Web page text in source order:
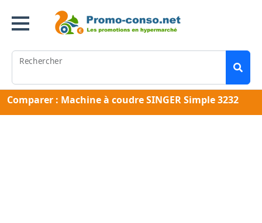
Rechercher
Comparer : Machine à coudre SINGER Simple 3232